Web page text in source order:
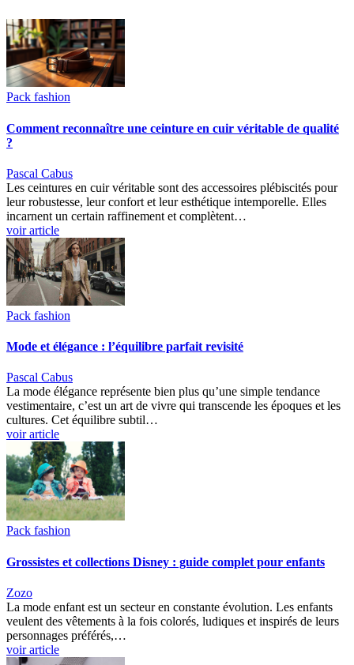
Pack fashion
Comment reconnaître une ceinture en cuir véritable de qualité
?
Pascal Cabus
Les ceintures en cuir véritable sont des accessoires plébiscités pour
leur robustesse, leur confort et leur esthétique intemporelle. Elles
incarnent un certain raffinement et complètent…
voir article
Pack fashion
Mode et élégance : l’équilibre parfait revisité
Pascal Cabus
La mode élégance représente bien plus qu’une simple tendance
vestimentaire, c’est un art de vivre qui transcende les époques et les
cultures. Cet équilibre subtil…
voir article
Pack fashion
Grossistes et collections Disney : guide complet pour enfants
Zozo
La mode enfant est un secteur en constante évolution. Les enfants
veulent des vêtements à la fois colorés, ludiques et inspirés de leurs
personnages préférés,…
voir article